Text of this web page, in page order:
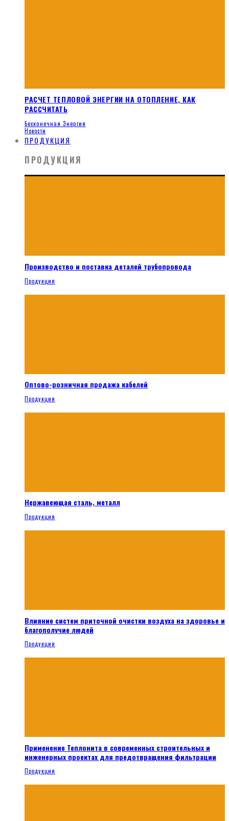
РАСЧЕТ ТЕПЛОВОЙ ЭНЕРГИИ НА ОТОПЛЕНИЕ, КАК
РАССЧИТАТЬ
Бесконечная Энергия
Новости
ПРОДУКЦИЯ
ПРОДУКЦИЯ
Производство и поставка деталей трубопровода
Продукция
Оптово-розничная продажа кабелей
Продукция
Нержавеющая сталь, металл
Продукция
Влияние систем приточной очистки воздуха на здоровье и
благополучие людей
Продукция
Применение Теплонита в современных строительных и
инженерных проектах для предотвращения фильтрации
Продукция